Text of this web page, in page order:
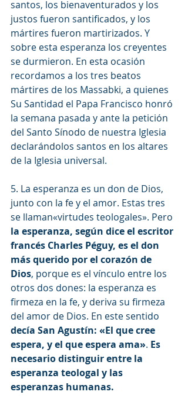
santos, los bienaventurados y los
justos fueron santificados, y los
mártires fueron martirizados. Y
sobre esta esperanza los creyentes
se durmieron. En esta ocasión
recordamos a los tres beatos
mártires de los Massabki, a quienes
Su Santidad el Papa Francisco honró
la semana pasada y ante la petición
del Santo Sínodo de nuestra Iglesia
declarándolos santos en los altares
de la Iglesia universal.
5. La esperanza es un don de Dios,
junto con la fe y el amor. Estas tres
se llaman«virtudes teologales». Pero
la esperanza, según dice el escritor
francés Charles Péguy, es el don
más querido por el corazón de
Dios, porque es el vínculo entre los
otros dos dones: la esperanza es
firmeza en la fe, y deriva su firmeza
del amor de Dios. En este sentido
decía San Agustín: «El que cree
espera, y el que espera ama». Es
necesario distinguir entre la
esperanza teologal y las
esperanzas humanas.